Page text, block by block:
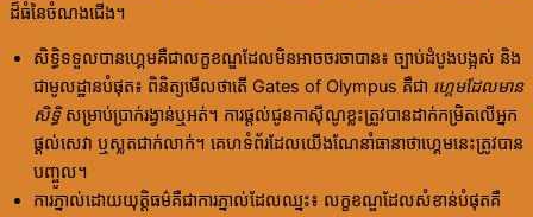
ដ៏ធំនៃចំណងជើង។
សិទ្ធិទទួលបានហ្គេមគឺជាលក្ខខណ្ឌដែលមិនអាចចរចាបាន៖ ច្បាប់ដំបូងបង្អស់ និង
ជាមូលដ្ឋានបំផុត៖ ពិនិត្យមើលថាតើ Gates of Olympus គឺជា ហ្គេមដែលមាន
សិទ្ធិសម្រាប់ប្រាក់រង្វាន់ឬអត់។ ការផ្តល់ជូនកាស៊ីណូខ្លះត្រូវបានដាក់កម្រិតលើអ្នក
ផ្តល់សេវា ឬស្លតជាក់លាក់។ គេហទំព័រដែលយើងណែនាំធានាថាហ្គេមនេះត្រូវបាន
បញ្ចូល។
ការភ្នាល់ដោយយុត្តិធម៌គឺជាការភ្នាល់ដែលឈ្នះ៖ លក្ខខណ្ឌដែលសំខាន់បំផុតគឺ